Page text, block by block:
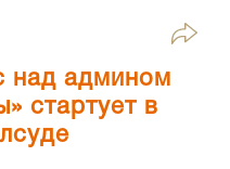
над админом
стартует в